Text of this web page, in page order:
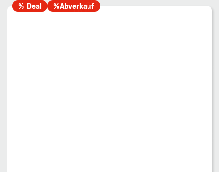
% Deal %Abverkauf